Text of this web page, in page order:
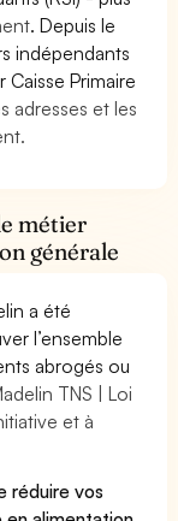
. Depuis le
indépendants
Primaire
adresses et les
métier
générale
a été
l’ensemble
abrogés ou
TNS | Loi
et à
réduire vos